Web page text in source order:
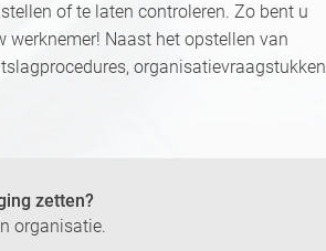
of te laten controleren. Zo bent u
werknemer! Naast het opstellen van
organisatievraagstukken
zetten?
organisatie.